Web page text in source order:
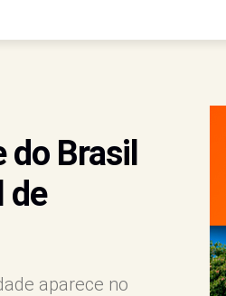
Brasil
de
aparece no